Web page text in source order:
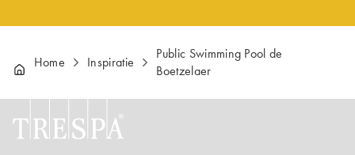
Home Inspiratie
Public Swimming Pool de
Boetzelaer